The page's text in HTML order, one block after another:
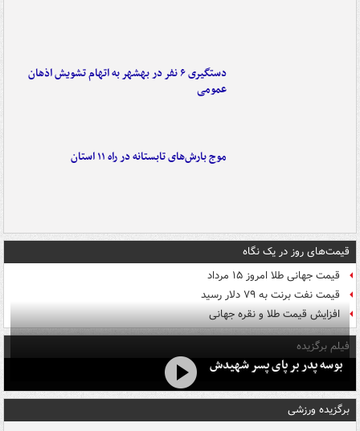
دستگیری ۶ نفر در بهشهر به اتهام تشویش اذهان
عمومی
موج بارش‌های تابستانه در راه ۱۱ استان
قیمت‌های روز در یک نگاه
قیمت جهانی طلا امروز ۱۵ مرداد
قیمت نفت برنت به ۷۹ دلار رسید
افزایش قیمت طلا و نقره جهانی
فیلم برگزیده
بوسه‌ پدر بر پای پسر شهیدش
برگزیده ورزشی